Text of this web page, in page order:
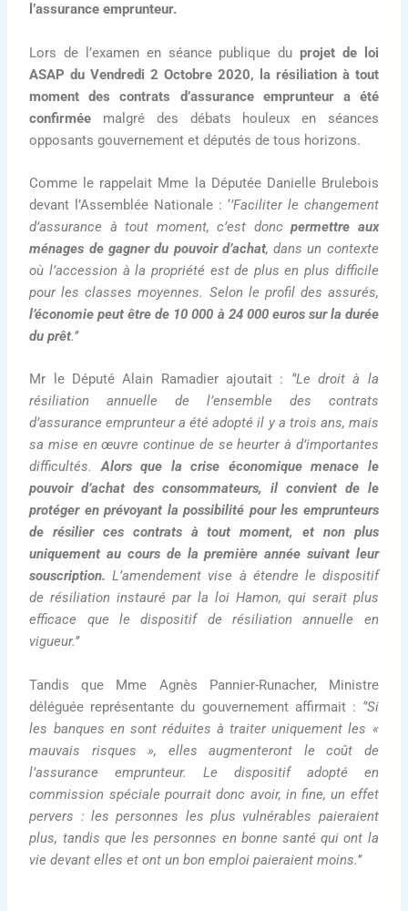
l’assurance emprunteur.
Lors de l’examen en séance publique du projet de loi
ASAP du Vendredi 2 Octobre 2020, la résiliation à tout
moment des contrats d’assurance emprunteur a été
confirmée malgré des débats houleux en séances
opposants gouvernement et députés de tous horizons.
Comme le rappelait Mme la Députée Danielle Brulebois
devant l’Assemblée Nationale : ‘’Faciliter le changement
d’assurance à tout moment, c’est doncpermettre aux
ménages de gagner du pouvoir d’achat, dans un contexte
où l’accession à la propriété est de plus en plus difficile
pour les classes moyennes. Selon le profil des assurés,
l’économie peut être de 10 000 à 24 000 euros sur la durée
du prêt.’’
Mr le Député Alain Ramadier ajoutait : ‘’Le droit à la
résiliation annuelle de l’ensemble des contrats
d’assurance emprunteur a été adopté il y a trois ans, mais
sa mise en œuvre continue de se heurter à d’importantes
difficultés.Alors que la crise économique menace le
pouvoir d’achat des consommateurs, il convient de le
protéger en prévoyant la possibilité pour les emprunteurs
de résilier ces contrats à tout moment, et non plus
uniquement au cours de la première année suivant leur
souscription. L’amendement vise à étendre le dispositif
de résiliation instauré par la loi Hamon, qui serait plus
efficace que le dispositif de résiliation annuelle en
vigueur.’’
Tandis que Mme Agnès Pannier-Runacher, Ministre
déléguée représentante du gouvernement affirmait : ‘’Si
les banques en sont réduites à traiter uniquement les «
mauvais risques », elles augmenteront le coût de
l’assurance emprunteur. Le dispositif adopté en
commission spéciale pourrait donc avoir, in fine, un effet
pervers : les personnes les plus vulnérables paieraient
plus, tandis que les personnes en bonne santé qui ont la
vie devant elles et ont un bon emploi paieraient moins.’’